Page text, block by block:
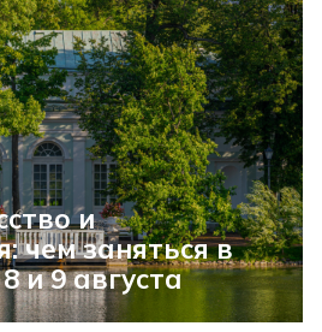
и
чем заняться в
и 9 августа